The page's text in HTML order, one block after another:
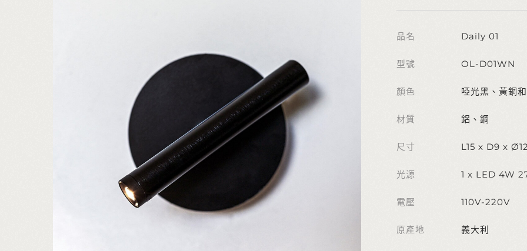
品名 Daily 01
型號 OL-D01WN
顏色 啞光黑、黃銅
材質 鋁、鋼
尺寸 L15 x D9 x
光源 1 x LED 4W
電壓 110V-220V
原產地 義大利